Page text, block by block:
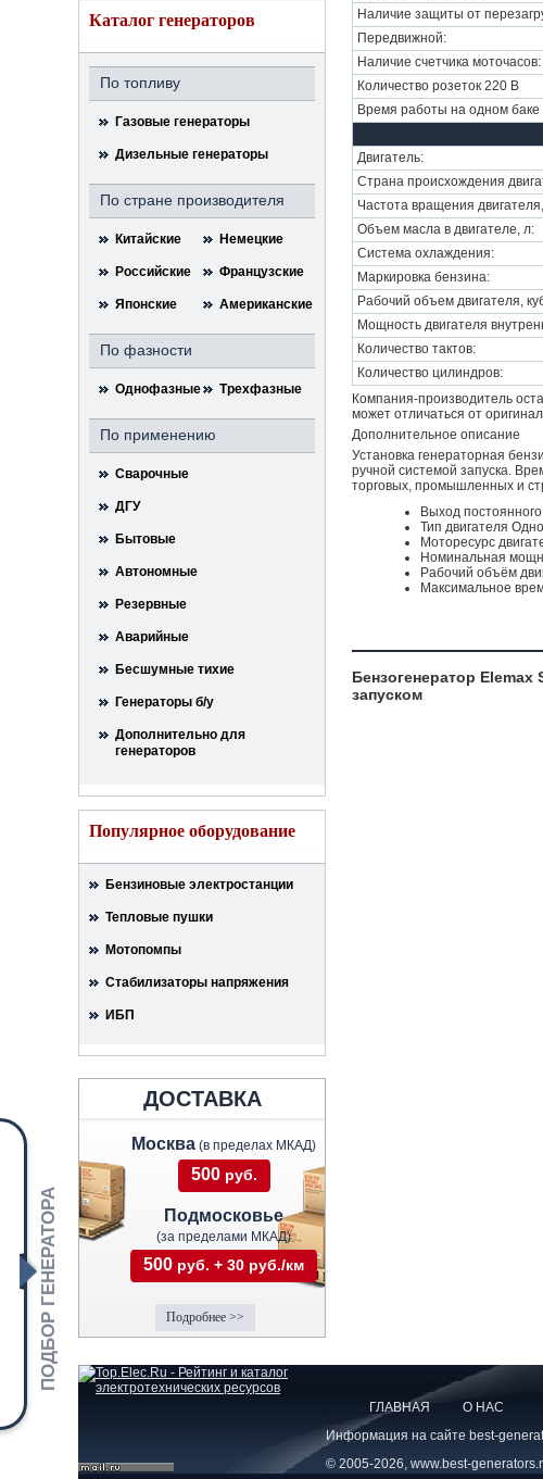
Каталог генераторов
По топливу
Газовые генераторы
Дизельные генераторы
По стране производителя
Китайские Немецкие
Российские Французские
Японские Американские
По фазности
Однофазные Трехфазные
По применению
Сварочные
ДГУ
Бытовые
Автономные
Резервные
Аварийные
Бесшумные тихие
Генераторы б/у
Дополнительно для
генераторов
Популярное оборудование
Бензиновые электростанции
Тепловые пушки
Мотопомпы
Стабилизаторы напряжения
ИБП
ДОСТАВКА
Москва (в пределах МКАД)
500 руб.
Подмосковье
(за пределами МКАД)
500 руб. + 30 руб./км
Подробнее >>
Наличие защиты от
Передвижной:
Наличие счетчика моточасов:
Количество розеток 220 В
Время работы на одном баке
Двигатель:
Страна происхождения
Частота вращения
Объем масла в двигателе, л:
Система охлаждения:
Маркировка бензина:
Рабочий объем двигателя,
Мощность двигателя
Количество тактов:
Количество цилиндров:
Компания-производитель
может отличаться от
Дополнительное описание
Установка генераторная
ручной системой запуска.
торговых, промышленных и
Выход
Тип двигателя
Моторесурс
Номинальная
Рабочий объём
Максимальное
Бензогенератор Elemax
запуском
ГЛАВНАЯ О НАС
Информация на сайте best-
© 2005-2026, www.best-
ПОДБОР ГЕНЕРАТОРА